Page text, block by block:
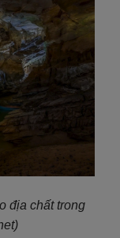
địa chất trong